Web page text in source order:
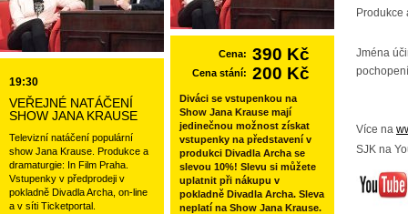
19:30
VEŘEJNÉ NATÁČENÍ
SHOW JANA KRAUSE
Televizní natáčení populární
show Jana Krause. Produkce a
dramaturgie: In Film Praha.
Vstupenky v předprodeji v
pokladně Divadla Archa, on-line
a v síti Ticketportal.
Produkce
Jména
Více na
SJK na
Cena: 390 Kč
Cena stání: 200 Kč
Diváci se vstupenkou na
Show Jana Krause mají
jedinečnou možnost získat
vstupenky na představení v
produkci Divadla Archa se
slevou 10%! Slevu si můžete
uplatnit při nákupu v
pokladně Divadla Archa. Sleva
neplatí na Show Jana Krause.